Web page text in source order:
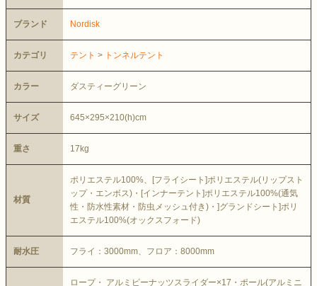
ブランド Nordisk
カテゴリ テント > トンネルテント
カラー ダスティーグリーン
サイズ 645×295×210(h)cm
重さ 17kg
材質
ポリエステル100%、[フライシート]ポリエステル(リップスト
ップ・エンボス)・[インナーテント]ポリエステル100%(通気
性・防水性素材・防虫メッシュ付き)・]グランドシート]ポリ
エステル100%(オックスフォード)
耐水圧 フライ：3000mm、フロア：8000mm
ロープ・ アルミピーナッツスライダー×17・ポール(アルミニ